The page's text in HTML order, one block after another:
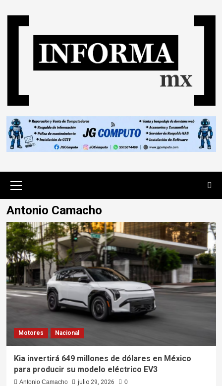
Antonio Camacho
Motores Nacional
Kia invertirá 649 millones de dólares en México
para producir su modelo eléctrico EV3
Antonio Camacho julio 29, 2026
0